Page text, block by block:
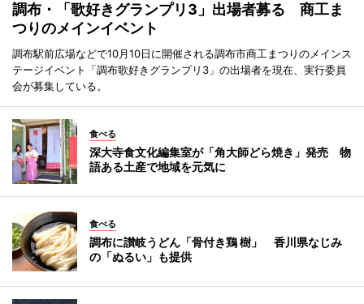
調布・「歌好きグランプリ3」出場者募る 商工ま
つりのメインイベント
調布駅前広場などで10月10日に開催される調布市商工まつりのメインス
テージイベント「調布歌好きグランプリ3」の出場者を現在、実行委員
会が募集している。
食べる
深大寺食文化編集室が「角大師どら焼き」発売 物
語ある土産で地域を元気に
食べる
調布に讃岐うどん「骨付き鶏 樹」 香川県なじみ
の「ぬるい」も提供